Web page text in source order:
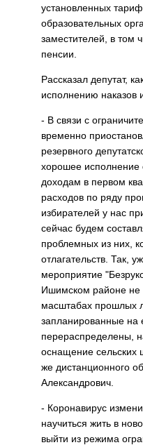
установленных
образовательных
заместителей, в том
пенсии.
Рассказал депутат,
исполнению наказов
- В связи с
временно
резервного
хорошее исполнение
доходам в первом
расходов по ряду
избирателей у нас
сейчас будем
проблемных из них,
отлагательств. Так,
мероприятие
Ишимском районе не
масштабах прошлых
запланированные на
перераспределены,
оснащение сельских
же дистанционного
Александрович.
- Коронавирус
научиться жить в
выйти из режима